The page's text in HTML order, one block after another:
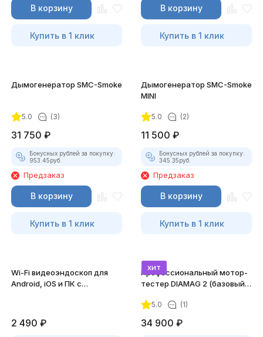
В корзину
Купить в 1 клик
В корзину
Купить в 1 клик
Дымогенератор SMC-Smoke
5.0 (3)
31 750 ₽
Бонусных рублей за покупку:
953.45руб.
Предзаказ
В корзину
Купить в 1 клик
Дымогенератор SMC-Smoke
MINI
5.0 (2)
11 500 ₽
Бонусных рублей за покупку:
345.35руб.
Предзаказ
В корзину
Купить в 1 клик
Wi-Fi видеоэндоскоп для
Android, iOS и ПК с
2 490 ₽
хит
Профессиональный мотор-
тестер DIAMAG 2 (базовый
5.0 (1)
34 900 ₽